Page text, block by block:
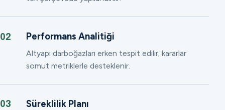
02 Performans Analitiği
Altyapı darboğazları erken tespit edilir; kararlar
somut metriklerle desteklenir.
03 Süreklilik Planı